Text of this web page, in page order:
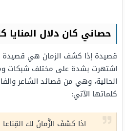
حصاني كان دلال المنايا
قصيدة إذا كشف الزمان هي قصيدة
اشتهرت بشدة على مختلف شبكات
الحالية، وهي من قصائد الشاعر
كلماتها الآتي:
اذا كشفَ الزَّمانُ لك